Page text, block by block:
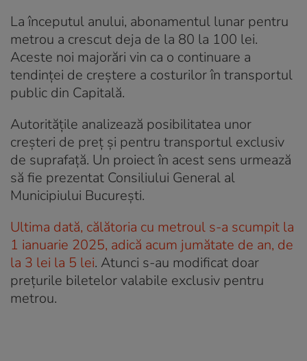
La începutul anului, abonamentul lunar pentru
metrou a crescut deja de la 80 la 100 lei.
Aceste noi majorări vin ca o continuare a
tendinței de creștere a costurilor în transportul
public din Capitală.
Autoritățile analizează posibilitatea unor
creșteri de preț și pentru transportul exclusiv
de suprafață. Un proiect în acest sens urmează
să fie prezentat Consiliului General al
Municipiului București.
Ultima dată, călătoria cu metroul s-a scumpit la
1 ianuarie 2025, adică acum jumătate de an, de
la 3 lei la 5 lei. Atunci s-au modificat doar
prețurile biletelor valabile exclusiv pentru
metrou.